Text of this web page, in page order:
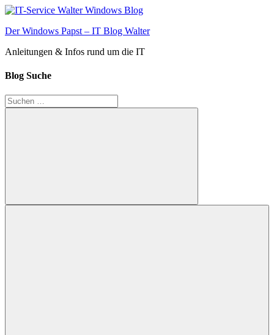
Zum
springen
Der Windows Papst – IT Blog Walter
Anleitungen & Infos rund um die IT
Blog Suche
Suchen
nach:
Suchen